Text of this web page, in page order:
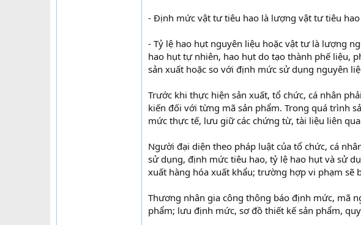
- Định mức vật tư tiêu hao là lượng vật tư tiêu
- Tỷ lệ hao hụt nguyên liệu hoặc vật tư là lượng
hao hụt tự nhiên, hao hụt do tạo thành phế liệu,
sản xuất hoặc so với định mức sử dụng nguyên
Trước khi thực hiện sản xuất, tổ chức, cá nhân
kiến đối với từng mã sản phẩm. Trong quá trình
mức thực tế, lưu giữ các chứng từ, tài liệu liên
Người đại diện theo pháp luật của tổ chức, cá
sử dụng, định mức tiêu hao, tỷ lệ hao hụt và sử
xuất hàng hóa xuất khẩu; trường hợp vi phạm sẽ
Thương nhân gia công thông báo định mức, mã
phẩm; lưu định mức, sơ đồ thiết kế sản phẩm,